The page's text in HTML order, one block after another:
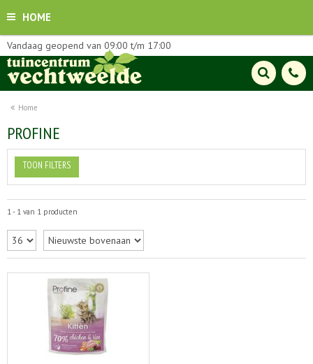
HOME
Home
Vandaag geopend van 09:00 t/m 17:00
PROFINE
TOON FILTERS
1 - 1 van 1 producten